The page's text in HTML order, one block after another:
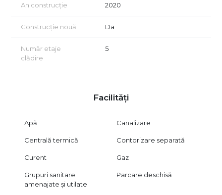
workshop-uri, traininguri sau activități creative
💼 Spațiul oferă un avantaj real prin ecosistemul deja format în
📞 Pentru detalii și programarea unei vizionări, echipa B-North
Real Estate vă stă la dispoziție.
An construcție 2020
Construcție nouă Da
Număr etaje
clădire
5
Facilități
Apă Canalizare
Centrală termică Contorizare separată
Curent Gaz
Grupuri sanitare
amenajate și utilate
Parcare deschisă